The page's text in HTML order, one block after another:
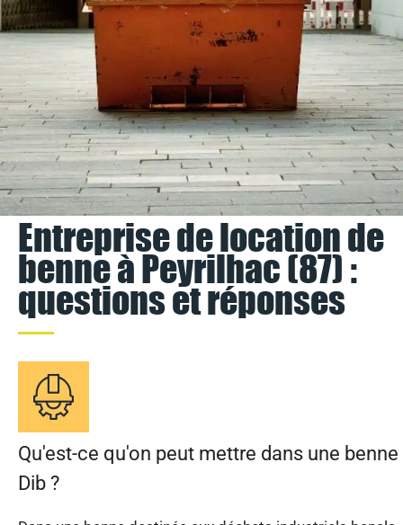
Entreprise de location de
benne à Peyrilhac (87) :
questions et réponses
Qu'est-ce qu'on peut mettre dans une benne
Dib ?